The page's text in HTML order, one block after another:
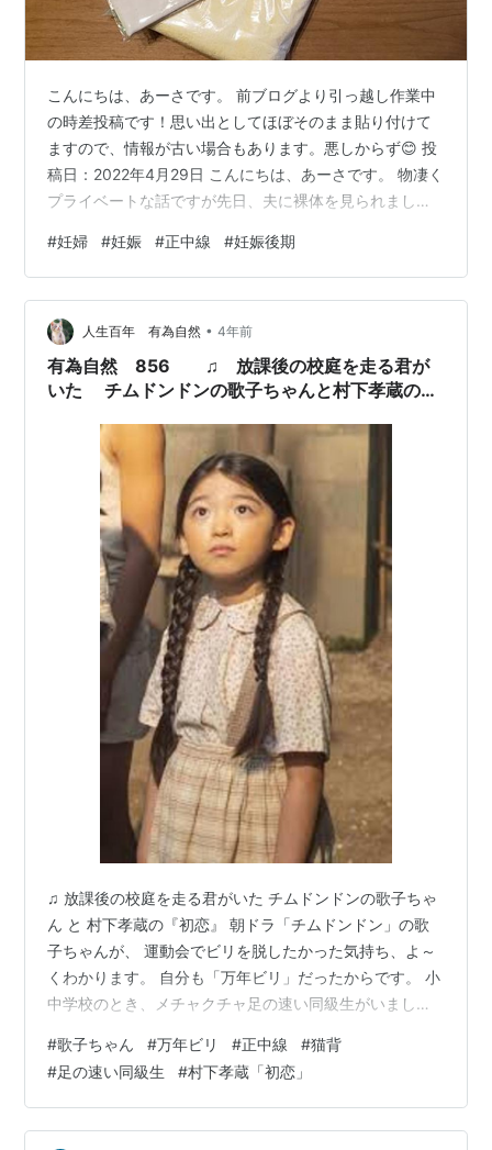
こんにちは、あーさです。 前ブログより引っ越し作業中
の時差投稿です！思い出としてほぼそのまま貼り付けて
ますので、情報が古い場合もあります。悪しからず😊 投
稿日：2022年4月29日 こんにちは、あーさです。 物凄く
プライベートな話ですが先日、夫に裸体を見られました
ったお腹を見て怯えておりました（笑） 夫はもともとエ
コー写真も見てませんし、お腹も服の上からですら滅多
に触りません。いずれも理由は恐怖感だそうです😀 お腹
はどの程度の力で触って大丈夫なのかとか、爆発せーへ
んかとか、なんせ当事者じゃないのでわからないことが
多すぎて怖いと。まぁ気持ちはわか…
#妊婦 #妊娠 #正中線 #妊娠後期
人生百年 有為自然 • 4年前
有為自然 856 ♫ 放課後の校庭を走る君が
いた チムドンドンの歌子ちゃんと村下孝蔵の
♫ 放課後の校庭を走る君がいた チムドンドンの歌子ちゃ
ん と 村下孝蔵の『初恋』 朝ドラ「チムドンドン」の歌
子ちゃんが、 運動会でビリを脱したかった気持ち、よ～
くわかります。 自分も「万年ビリ」だったからです。 小
中学校のとき、メチャクチャ足の速い同級生がいまし
で、彼らが背筋をまっすぐ伸ばして走る姿。 今でも思い
出すことができます。 「正中線」が、真っ直ぐなので
す。 最近、整骨院の先生が私の姿勢を横から写し、タブ
レットで見せてくれました。 頭の中心線と、背中のそれ
#歌子ちゃん #万年ビリ #正中線 #猫背
#足の速い同級生 #村下孝蔵「初恋」